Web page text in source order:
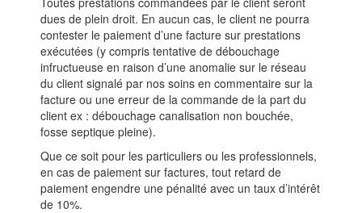
dues de plein droit. En aucun cas, le client ne pourra
contester le paiement d’une facture sur prestations
exécutées (y compris tentative de débouchage
infructueuse en raison d’une anomalie sur le réseau
du client signalé par nos soins en commentaire sur la
facture ou une erreur de la commande de la part du
client ex : débouchage canalisation non bouchée,
fosse septique pleine).
Que ce soit pour les particuliers ou les professionnels,
en cas de paiement sur factures, tout retard de
paiement engendre une pénalité avec un taux d’intérêt
de 10%.